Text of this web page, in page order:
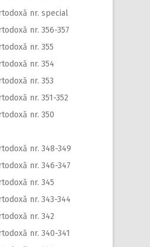
nr. special
nr. 356-357
nr. 355
nr. 354
nr. 353
nr. 351-352
nr. 350
nr. 348-349
nr. 346-347
nr. 345
nr. 343-344
nr. 342
nr. 340-341